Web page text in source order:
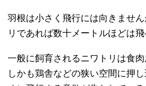
羽根は小さく飛行には向きませ
リであれば数十メートルほどは飛
一般に飼育されるニワトリは食肉
しかも鶏舎などの狭い空間に押